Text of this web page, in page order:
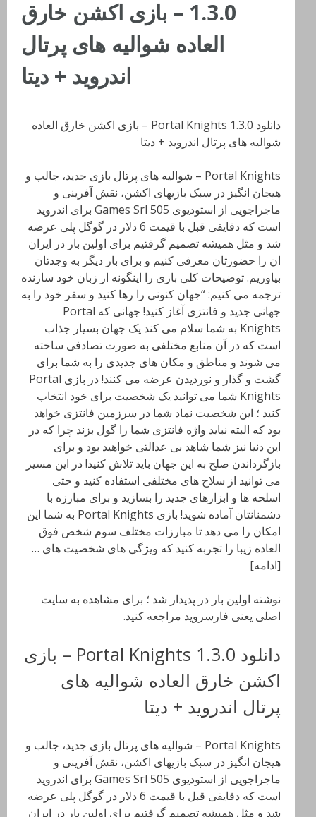
1.3.0 – بازی اکشن خارق
العاده شوالیه های پرتال
اندروید + دیتا
دانلود Portal Knights 1.3.0 – بازی اکشن خارق العاده
شوالیه های پرتال اندروید + دیتا
Portal Knights – شوالیه های پرتال بازی جدید، جالب و
هیجان انگیز در سبک بازیهای اکشن، نقش آفرینی و
ماجراجویی از استودیوی 505 Games Srl برای اندروید
است که دقایقی قبل با قیمت 6 دلار در گوگل پلی عرضه
شد و مثل همیشه تصمیم گرفتیم برای اولین بار در ایران
ان را حضورتان معرفی کنیم و برای بار دیگر به وجدتان
بیاوریم. توضیحات کلی بازی را اینگونه از زبان خود سازنده
ترجمه می کنیم: “جهان کنونی را رها کنید و سفر خود را به
جهانی جدید و فانتزی آغاز کنید! جهانی که Portal
Knights به شما سلام می کند یک جهان بسیار جذاب
است که در آن منابع مختلفی به صورت تصادفی ساخته
می شوند و مناطق و مکان های جدیدی را به شما برای
گشت و گذار و نوردیدن عرضه می کنند! در بازی Portal
Knights شما می توانید یک شخصیت برای خود انتخاب
کنید ؛ این شخصیت نماد شما در سرزمین فانتزی خواهد
بود که البته نباید واژه فانتزی شما را گول بزند چرا که در
این دنیا نیز شما شاهد بی عدالتی خواهید بود و برای
بازگرداندن صلح به این جهان باید تلاش کنید! در این مسیر
می توانید از سلاح های مختلفی استفاده کنید و حتی
اسلحه ها و ابزارهای جدید را بسازید و برای مبارزه با
دشمنانتان آماده شوید! بازی Portal Knights به شما این
امکان را می دهد تا مبارزات مختلف سوم شخص فوق
العاده زیبا را تجربه کنید که ویژگی های شخصیت های …
[ادامه]
نوشته اولین بار در پدیدار شد ؛ برای مشاهده به سایت
اصلی یعنی فارسروید مراجعه کنید.
دانلود Portal Knights 1.3.0 – بازی
اکشن خارق العاده شوالیه های
پرتال اندروید + دیتا
Portal Knights – شوالیه های پرتال بازی جدید، جالب و
هیجان انگیز در سبک بازیهای اکشن، نقش آفرینی و
ماجراجویی از استودیوی 505 Games Srl برای اندروید
است که دقایقی قبل با قیمت 6 دلار در گوگل پلی عرضه
شد و مثل همیشه تصمیم گرفتیم برای اولین بار در ایران